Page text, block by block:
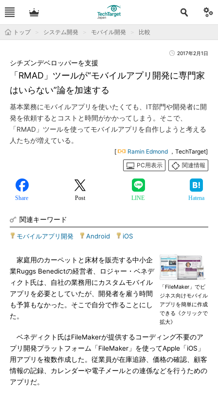
トップ システム開発 モバイル開発 比較
2017年2月1日
「RMAD」ツールが“モバイルアプリ開発に専門家
はいらない”論を加速する
シチズンデベロッパーを支援
基本業務にモバイルアプリを使いたくても、IT部門や開発者に開
発を依頼するとコストと時間がかかってしまう。そこで、
「RMAD」ツールを使ってモバイルアプリを自作しようと考える
人たちが増えている。
[ Ramin Edmond ，TechTarget]
PC用表示
関連情報
Share Post LINE Hatena
関連キーワード
モバイルアプリ開発 Android iOS
「FileMaker」でビ
ジネス向けモバイル
アプリを簡単に作成
できる《クリックで
拡大》
家庭用のカーペットと床材を販売する中小企
業Ruggs Benedictの経営者、ロジャー・ベネデ
ィクト氏は、自社の業務用にカスタムモバイル
アプリを必要としていたが、開発者を雇う時間
も予算もなかった。そこで自分で作ることにし
た。
ベネディクト氏はFileMakerが提供するコーディング不要のア
プリ開発プラットフォーム「FileMaker」を使ってApple「iOS」
用アプリを複数作成した。従業員が在庫追跡、価格の確認、顧客
情報の記録、カレンダーや電子メールとの連係などを行うための
アプリだ。